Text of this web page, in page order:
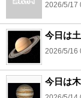
2026/5/17
今日は
2026/5/16
今日は